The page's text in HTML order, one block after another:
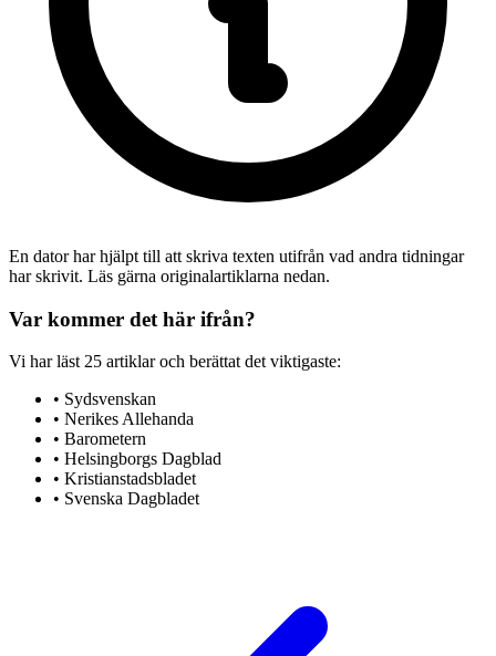
En dator har hjälpt till att skriva texten utifrån vad andra tidningar
har skrivit. Läs gärna originalartiklarna nedan.
Var kommer det här ifrån?
Vi har läst 25 artiklaroch berättat det viktigaste:
• Sydsvenskan
• Nerikes Allehanda
• Barometern
• Helsingborgs Dagblad
• Kristianstadsbladet
• Svenska Dagbladet